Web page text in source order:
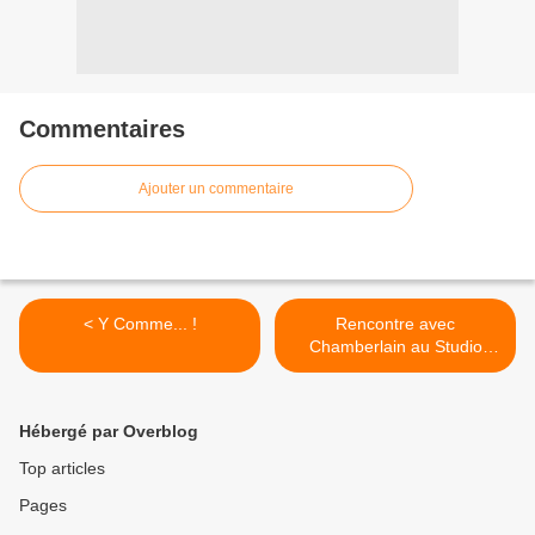
Commentaires
Ajouter un commentaire
< Y Comme... !
Rencontre avec
Chamberlain au Studio
Luna Rossa afin d’en
Hébergé par Overblog
Top articles
Pages